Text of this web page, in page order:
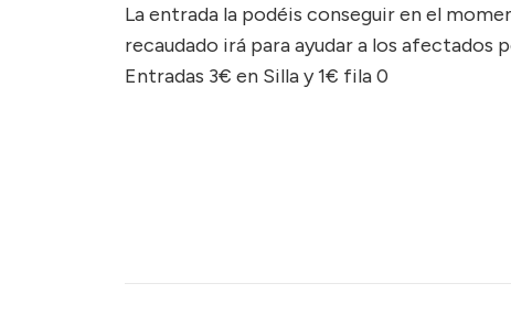
La entrada la podéis conseguir en el
recaudado irá para ayudar a los afectados
Entradas 3€ en Silla y 1€ fila 0